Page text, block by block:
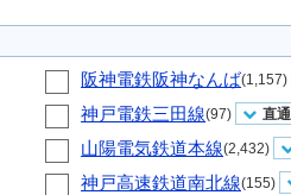
阪神電鉄阪神なんば(1,157)
神戸電鉄三田線(97) 直通
山陽電気鉄道本線(2,432)
神戸高速鉄道南北線(155)